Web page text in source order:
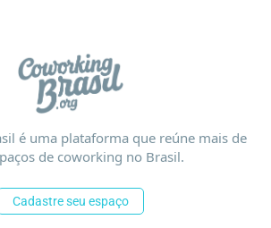
é uma plataforma que reúne mais de
de coworking no Brasil.
Cadastre seu espaço